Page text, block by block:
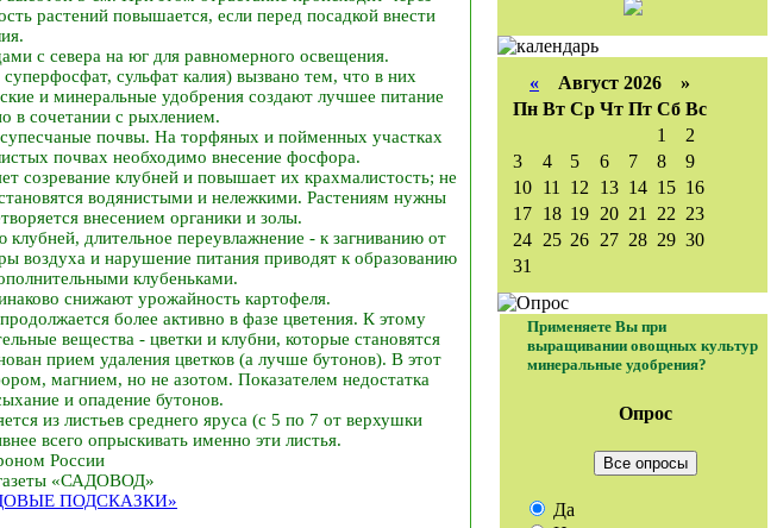
растений повышается, если перед посадкой внести
с севера на юг для равномерного освещения.
сульфат калия) вызвано тем, что в них
и минеральные удобрения создают лучшее питание
в сочетании с рыхлением.
почвы. На торфяных и пойменных участках
почвах необходимо внесение фосфора.
созревание клубней и повышает их крахмалистость; не
водянистыми и нележкими. Растениям нужны
внесением органики и золы.
длительное переувлажнение - к загниванию от
воздуха и нарушение питания приводят к образованию
клубеньками.
снижают урожайность картофеля.
более активно в фазе цветения. К этому
вещества - цветки и клубни, которые становятся
прием удаления цветков (а лучше бутонов). В этот
магнием, но не азотом. Показателем недостатка
и опадение бутонов.
из листьев среднего яруса (с 5 по 7 от верхушки
всего опрыскивать именно эти листья.
России
«САДОВОД»
ПОДСКАЗКИ»
« Август 2026 »
Пн Вт Ср Чт Пт Сб Вс
1
2
3
4 5 6 7 8
9
10 11 12 13 14 15 16
17 18 19 20 21 22 23
24 25 26 27 28 29 30
31
Применяете Вы при
выращивании овощных культур
минеральные удобрения?
Опрос
Все опросы
Да